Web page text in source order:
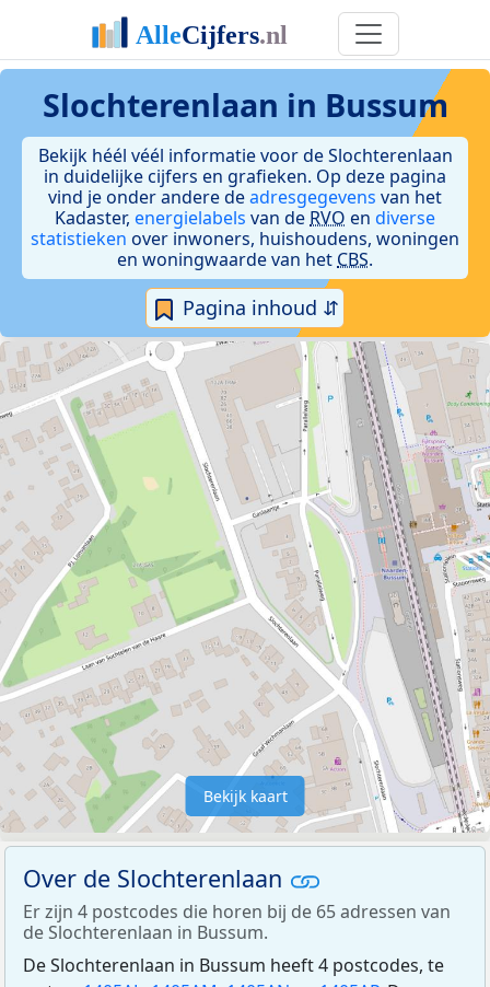
Slochterenlaan in Bussum
Bekijk héél véél informatie voor de Slochterenlaan
in duidelijke cijfers en grafieken. Op deze pagina
vind je onder andere deadresgegevens van het
Kadaster, energielabels van de RVO en diverse
statistieken over inwoners, huishoudens, woningen
en woningwaarde van het CBS.
Pagina inhoud ⇵
Bekijk kaart
Over de Slochterenlaan
Er zijn 4 postcodes die horen bij de 65 adressen van
de Slochterenlaan in Bussum.
De Slochterenlaan in Bussum heeft 4 postcodes, te